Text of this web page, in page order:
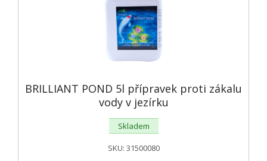
BRILLIANT POND 5l přípravek proti zákalu
vody v jezírku
Skladem
SKU: 31500080